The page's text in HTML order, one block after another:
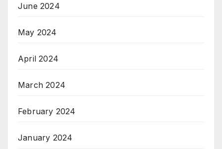
June 2024
May 2024
April 2024
March 2024
February 2024
January 2024